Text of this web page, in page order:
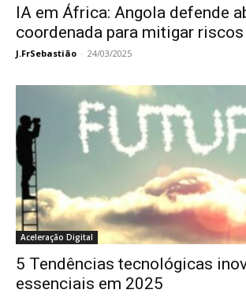
IA em África: Angola defende
coordenada para mitigar riscos
J.FrSebastião - 24/03/2025
Aceleração Digital
5 Tendências tecnológicas
essenciais em 2025